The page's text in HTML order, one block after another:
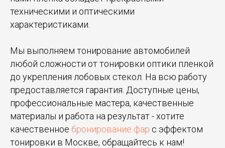
техническими и оптическими
характеристиками.
Мы выполняем тонирование автомобилей
любой сложности от тонировки оптики пленкой
до укрепления лобовых стекол. На всю работу
предоставляется гарантия. Доступные цены,
профессиональные мастера, качественные
материалы и работа на результат - хотите
качественное бронирование фар с эффектом
тонировки в Москве, обращайтесь к нам!